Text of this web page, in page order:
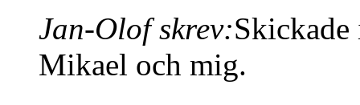
Jan-Olof skrev:
Mikael och mig.